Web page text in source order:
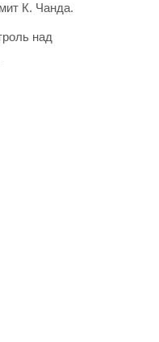
К. Чанда.
над